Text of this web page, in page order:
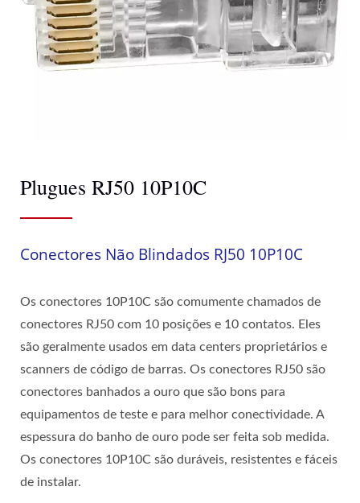
Plugues RJ50 10P10C
Conectores Não Blindados RJ50 10P10C
Os conectores 10P10C são comumente chamados de
conectores RJ50 com 10 posições e 10 contatos. Eles
são geralmente usados em data centers proprietários e
scanners de código de barras. Os conectores RJ50 são
conectores banhados a ouro que são bons para
equipamentos de teste e para melhor conectividade. A
espessura do banho de ouro pode ser feita sob medida.
Os conectores 10P10C são duráveis, resistentes e fáceis
de instalar.